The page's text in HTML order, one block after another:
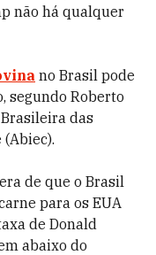
não há qualquer
no Brasil pode
segundo Roberto
das
de que o Brasil
para os EUA
de Donald
abaixo do